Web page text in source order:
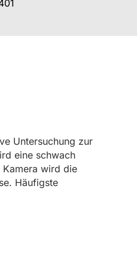
Untersuchung zur
eine schwach
Kamera wird die
Häufigste